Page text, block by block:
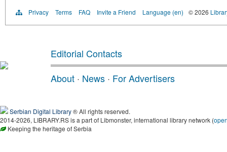
Privacy Terms FAQ Invite a Friend Language (en) © 2026
Editorial Contacts
About · News · For Advertisers
Serbian Digital Library® All rights reserved.
2014-2026, LIBRARY.RS is a part of Libmonster, international library network (
Keeping the heritage of Serbia